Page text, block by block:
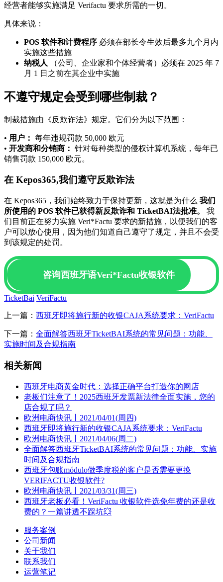
经营者能够实施满足 Verifactu 要求所需的一切。
具体来说：
POS 软件和计费程序 必须在部长令生效后最多九个月内
实施这些措施
纳税人
（公司、企业家和个体经营者）必须在 2025 年 7
月 1 日之前在其企业中实施
不遵守规定会受到哪些制裁？
制裁措施由《反欺诈法》规定。它们分为以下范围：
• 用户： 每年违规罚款 50,000 欧元
• 开发商和分销商： 针对每种类型的侵权计算机系统，每年已
销售罚款 150,000 欧元。
在 Kepos365,我们遵守反欺诈法
在 Kepos365，我们始终致力于保持更新，这就是为什么 我们
所使用的 POS 软件已获得新反欺诈和 TicketBAI法批准。
我
们目前正在努力实施 Veri*Factu 要求的新措施，以便我们的客
户可以放心使用，因为他们知道自己遵守了规定，并且不会受
到该规定的处罚。
咨询西班牙语Veri*Factu收银软件
TicketBai VeriFactu
上一篇： 西班牙即将施行新的收银CAJA系统要求：VeriFactu
下一篇： 全面解答西班牙TicketBAI系统的常见问题：功能、
实施时间及合规指南
相关新闻
西班牙电商黄金时代：选择正确平台打造你的网店
老板们注意了！2025西班牙发票新法律全面实施，您的
店合规了吗？
欧洲电商快讯丨2021/04/01(周四)
西班牙即将施行新的收银CAJA系统要求：VeriFactu
欧洲电商快讯丨2021/04/06(周二)
全面解答西班牙TicketBAI系统的常见问题：功能、实施
时间及合规指南
西班牙包账módulo做季度税的客户是否需要更换
VERIFACTU收银软件?
欧洲电商快讯丨2021/03/31(周三)
西班牙老板必看！VeriFactu 收银软件选免年费的还是收
费的？一篇讲透不踩坑💥
服务案例
公司新闻
关于我们
联系我们
运营笔记